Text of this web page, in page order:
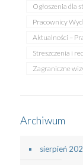
Ogłoszenia dla
Pracownicy
Aktualności –
Streszczenia i
Zagraniczne
Archiwum
sierpień